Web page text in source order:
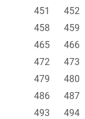
451
452
458
459
465
466
472
473
479
480
486
487
493
494